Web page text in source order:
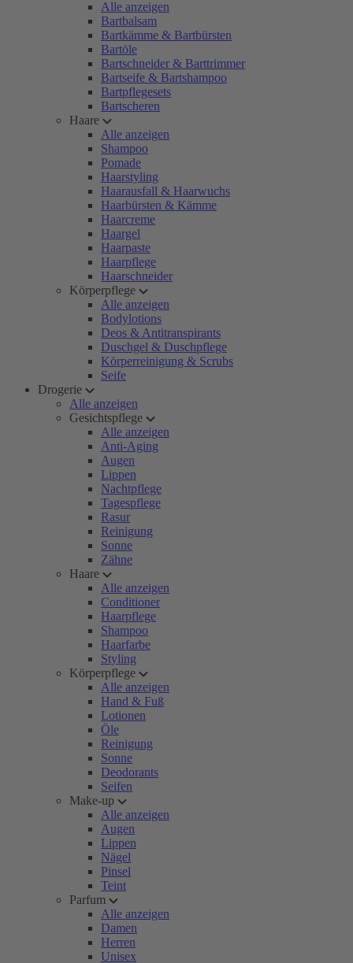
Alle anzeigen
Bartbalsam
Bartkämme & Bartbürsten
Bartöle
Bartschneider & Barttrimmer
Bartseife & Bartshampoo
Bartpflegesets
Bartscheren
Haare
Alle anzeigen
Shampoo
Pomade
Haarstyling
Haarausfall & Haarwuchs
Haarbürsten & Kämme
Haarcreme
Haargel
Haarpaste
Haarpflege
Haarschneider
Körperpflege
Alle anzeigen
Bodylotions
Deos & Antitranspirants
Duschgel & Duschpflege
Körperreinigung & Scrubs
Seife
Drogerie
Alle anzeigen
Gesichtspflege
Alle anzeigen
Anti-Aging
Augen
Lippen
Nachtpflege
Tagespflege
Rasur
Reinigung
Sonne
Zähne
Haare
Alle anzeigen
Conditioner
Haarpflege
Shampoo
Haarfarbe
Styling
Körperpflege
Alle anzeigen
Hand & Fuß
Lotionen
Öle
Reinigung
Sonne
Deodorants
Seifen
Make-up
Alle anzeigen
Augen
Lippen
Nägel
Pinsel
Teint
Parfum
Alle anzeigen
Damen
Herren
Unisex